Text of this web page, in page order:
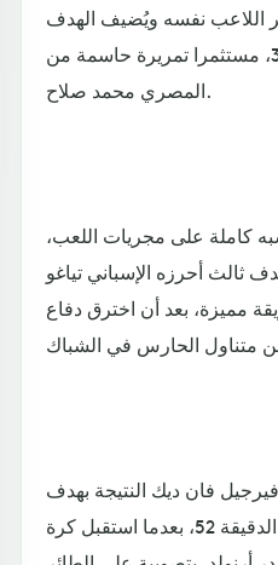
اللاعب نفسه ويُضيف الهدف
الثاني عند الدقيقة 32، مستثمرا تمريرة حاسمة من
المصري محمد صلاح.
كاملة على مجريات اللعب،
ثالث أحرزه الإسباني تياغو
عند الدقيقة 37 بطريقة مميزة، بعد أن اخترق دفاع
فيرجيل فان ديك النتيجة بهدف
آخر جميل أحرزه مع حلول الدقيقة 52، بعدما استقبل كرة